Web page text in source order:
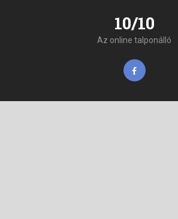
10/10
Az online talponálló